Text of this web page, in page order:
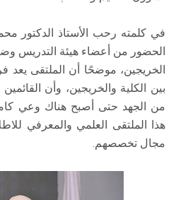
في كلمته رحب الأستاذ الدكتور
الحضور من أعضاء هيئة التدريس
الخريجين، موضحًا أن الملتقى يعد
بين الكلية والخريجين، وأن القائمين
من الجهد حتى أصبح هناك وعي
هذا الملتقى العلمي والمعرفي
مجال تخصصهم.